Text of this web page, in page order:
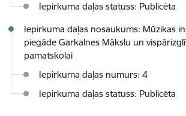
Iepirkuma daļas statuss: Publicēta
Iepirkuma daļas nosaukums: Mūzikas
piegāde Garkalnes Mākslu un
pamatskolai
Iepirkuma daļas numurs: 4
Iepirkuma daļas statuss: Publicēta